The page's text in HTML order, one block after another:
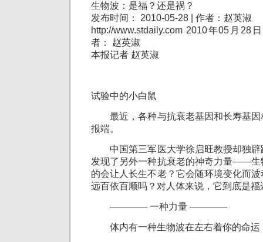
生物波：是福？还是祸？
发布时间： 2010-05-28 | 作者：赵英淑
http://www.stdaily.com 2010年05月28
者： 赵英淑
本报记者 赵英淑
试验中的小白鼠
最近，各种与抗衰老基因和长寿基因
报端。
中国第三军医大学徐启旺教授却独辟
发现了另外一种抗衰老的神奇力量——生
的会让人长生不老？它会随环境变化而
远百依百顺吗？对人体来说，它到底是福
———— 一种力量 ————
体内有一种生物波在左右着你的命运